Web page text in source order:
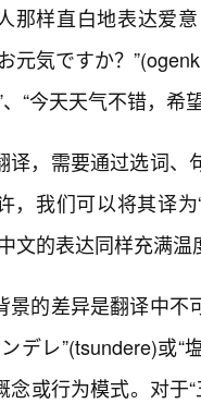
那样直白地表达爱
元気ですか？
“今天天气不错，希
译，需要通过选词、
，我们可以将其译
文的表达同样充满
景的差异是翻译中不
デレ”(tsundere)或
念或行为模式。对于